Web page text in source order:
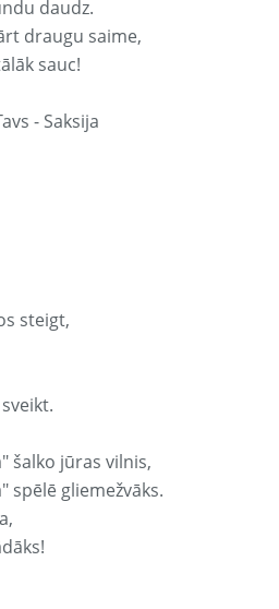
daudz.
draugu saime,
sauc!
- Saksija
steigt,
šalko jūras vilnis,
spēlē gliemežvāks.